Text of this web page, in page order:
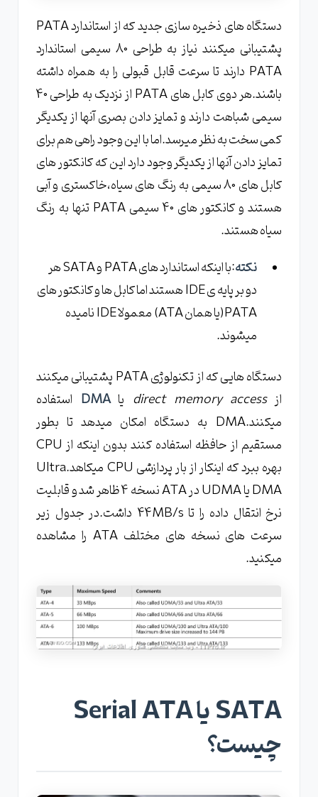
دستگاه های ذخیره سازی جدید که از استاندارد PATA
پشتیبانی میکنند نیاز به طراحی 80 سیمی استاندارد
PATA دارند تا سرعت قابل قبولی را به همراه داشته
باشند.هر دوی کابل های PATA از نزدیک به طراحی 40
سیمی شباهت دارند و تمایز دادن بصری آنها از یکدیگر
کمی سخت به نظر میرسد.اما با این وجود راهی هم برای
تمایز دادن آنها از یکدیگر وجود دارد این که کانکتور های
کابل های 80 سیمی به رنگ های سیاه،خاکستری و آبی
هستند و کانکتور های 40 سیمی PATA تنها به رنگ
سیاه هستند.
نکته
:با اینکه استاندارد های PATA و SATA هر
دو بر پایه ی IDE هستند اما کابل ها و کانکتور های
PATA(یا همان ATA) معمولا IDE نامیده
میشوند.
دستگاه هایی که از تکنولوژی PATA پشتیبانی میکنند
ازdirect memory access یاDMA استفاده
میکنند.DMA به دستگاه امکان میدهد تا بطور
مستقیم از حافظه استفاده کنند بدون اینکه از CPU
بهره ببرد که اینکار از بار پردازشی CPU میکاهد.Ultra
DMA یا UDMA در ATA نسخه 4 ظاهر شد و قابلیت
نرخ انتقال داده را تا 44MB/s داشت.در جدول زیر
سرعت های نسخه های مختلف ATA را مشاهده
میکنید.
SATA یا Serial ATA
چیست؟